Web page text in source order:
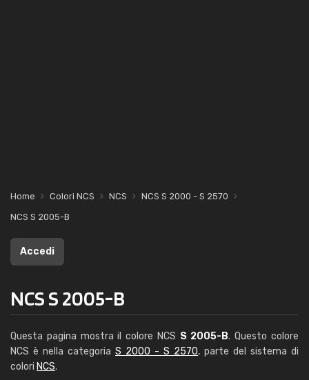
Home Colori NCS NCS
NCS S 2000 - S 2570
NCS S 2005-B
Accedi
NCS S 2005-B
Questa pagina mostra il colore NCS S 2005-B. Questo colore
NCS è nella categoria S 2000 - S 2570, parte del sistema di
colori NCS.